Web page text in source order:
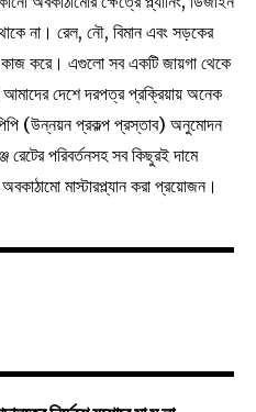
না। রেল, নৌ, বিমান এবং সড়কের
কাজ করে। এগুলো সব একটি জায়গা থেকে
দেশে দরপত্র প্রক্রিয়ায় অনেক
(উন্নয়ন প্রকল্প প্রস্তাব) অনুমোদন
পরিবর্তনসহ সব কিছুরই দামে
মাস্টারপ্ল্যান করা প্রয়োজন।